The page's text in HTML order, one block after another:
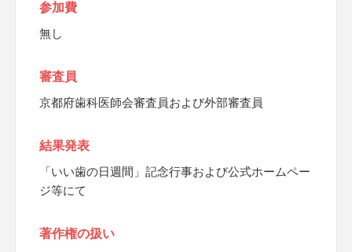
参加費
無し
審査員
京都府歯科医師会審査員および外部審査員
結果発表
「いい歯の日週間」記念行事および公式ホームペー
ジ等にて
著作権の扱い